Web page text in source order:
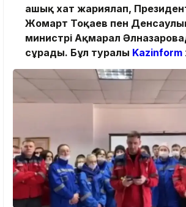
ашық хат жариялап,
Жомарт Тоқаев пен
министрі Ақмарал
сұрады. Бұл туралы Kazinform